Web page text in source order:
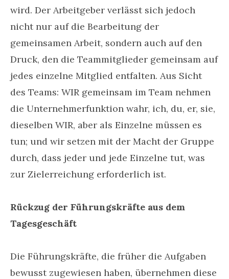
wird. Der Arbeitgeber verlässt sich jedoch
nicht nur auf die Bearbeitung der
gemeinsamen Arbeit, sondern auch auf den
Druck, den die Teammitglieder gemeinsam auf
jedes einzelne Mitglied entfalten. Aus Sicht
des Teams: WIR gemeinsam im Team nehmen
die Unternehmerfunktion wahr, ich, du, er, sie,
dieselben WIR, aber als Einzelne müssen es
tun; und wir setzen mit der Macht der Gruppe
durch, dass jeder und jede Einzelne tut, was
zur Zielerreichung erforderlich ist.
Rückzug der Führungskräfte aus dem
Tagesgeschäft
Die Führungskräfte, die früher die Aufgaben
bewusst zugewiesen haben, übernehmen diese